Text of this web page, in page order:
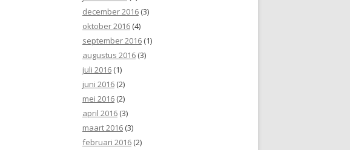
december 2016 (3)
oktober 2016 (4)
september 2016 (1)
augustus 2016 (3)
juli 2016 (1)
juni 2016 (2)
mei 2016 (2)
april 2016 (3)
maart 2016 (3)
februari 2016 (2)